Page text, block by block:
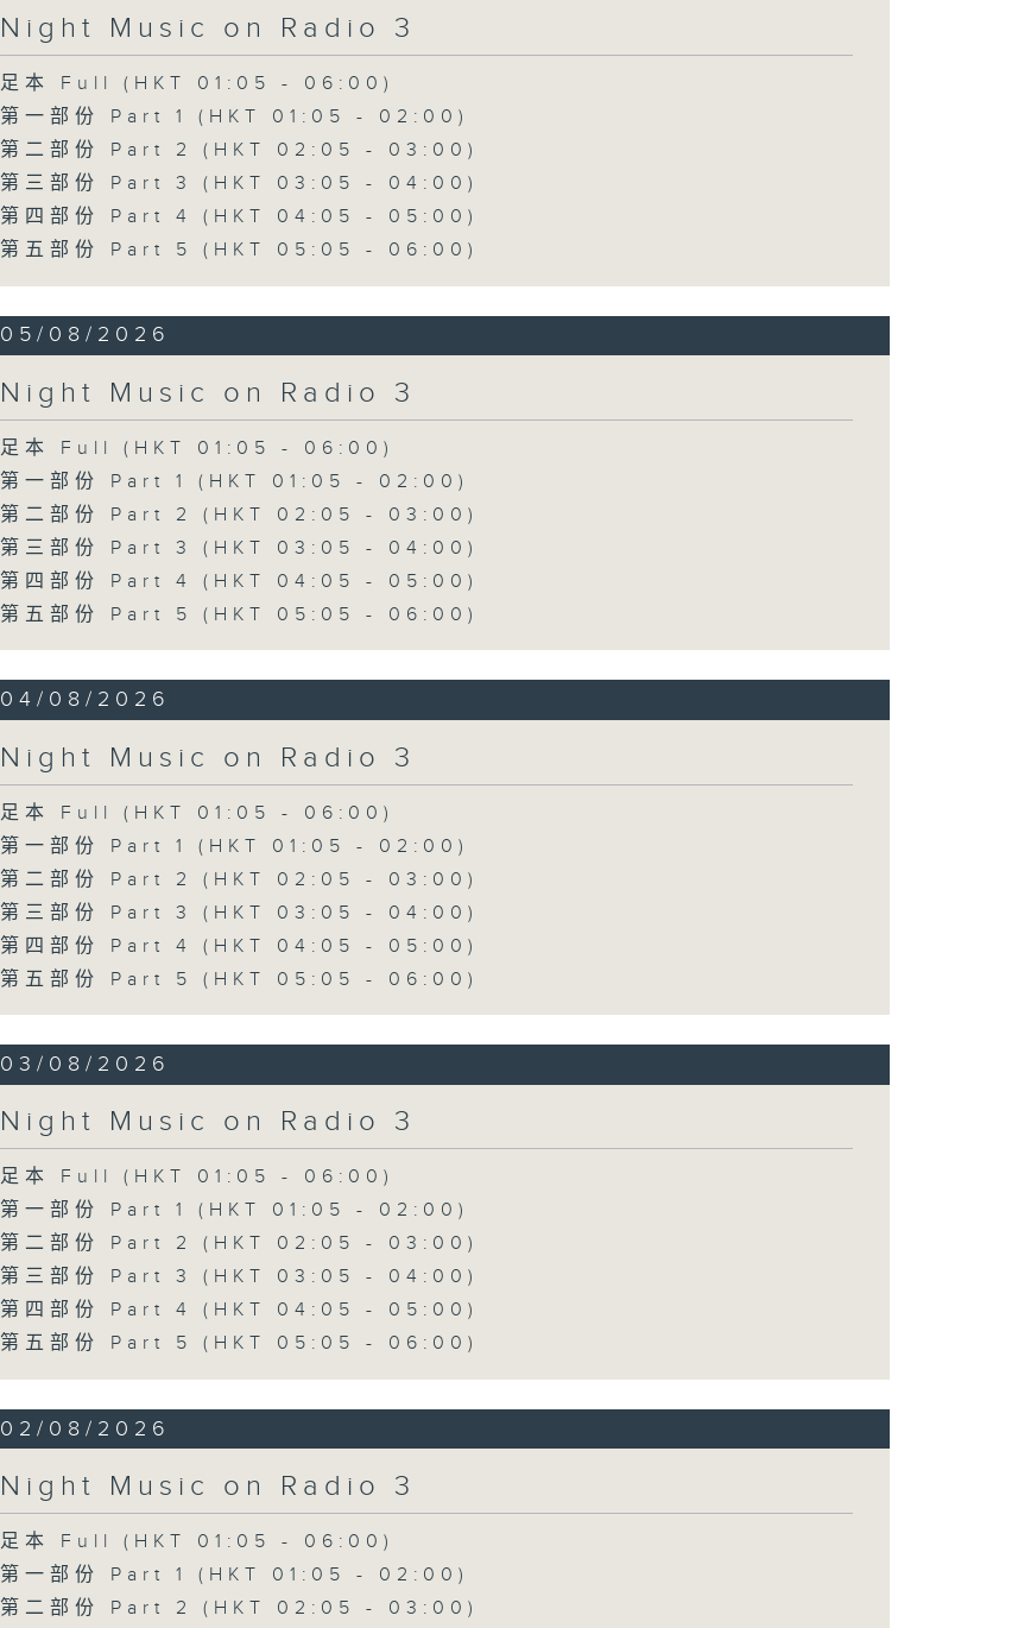
Night Music on Radio 3
足本 Full (HKT 01:05 - 06:00)
第一部份 Part 1 (HKT 01:05 - 02:00)
第二部份 Part 2 (HKT 02:05 - 03:00)
第三部份 Part 3 (HKT 03:05 - 04:00)
第四部份 Part 4 (HKT 04:05 - 05:00)
第五部份 Part 5 (HKT 05:05 - 06:00)
05/08/2026
Night Music on Radio 3
足本 Full (HKT 01:05 - 06:00)
第一部份 Part 1 (HKT 01:05 - 02:00)
第二部份 Part 2 (HKT 02:05 - 03:00)
第三部份 Part 3 (HKT 03:05 - 04:00)
第四部份 Part 4 (HKT 04:05 - 05:00)
第五部份 Part 5 (HKT 05:05 - 06:00)
04/08/2026
Night Music on Radio 3
足本 Full (HKT 01:05 - 06:00)
第一部份 Part 1 (HKT 01:05 - 02:00)
第二部份 Part 2 (HKT 02:05 - 03:00)
第三部份 Part 3 (HKT 03:05 - 04:00)
第四部份 Part 4 (HKT 04:05 - 05:00)
第五部份 Part 5 (HKT 05:05 - 06:00)
03/08/2026
Night Music on Radio 3
足本 Full (HKT 01:05 - 06:00)
第一部份 Part 1 (HKT 01:05 - 02:00)
第二部份 Part 2 (HKT 02:05 - 03:00)
第三部份 Part 3 (HKT 03:05 - 04:00)
第四部份 Part 4 (HKT 04:05 - 05:00)
第五部份 Part 5 (HKT 05:05 - 06:00)
02/08/2026
Night Music on Radio 3
足本 Full (HKT 01:05 - 06:00)
第一部份 Part 1 (HKT 01:05 - 02:00)
第二部份 Part 2 (HKT 02:05 - 03:00)